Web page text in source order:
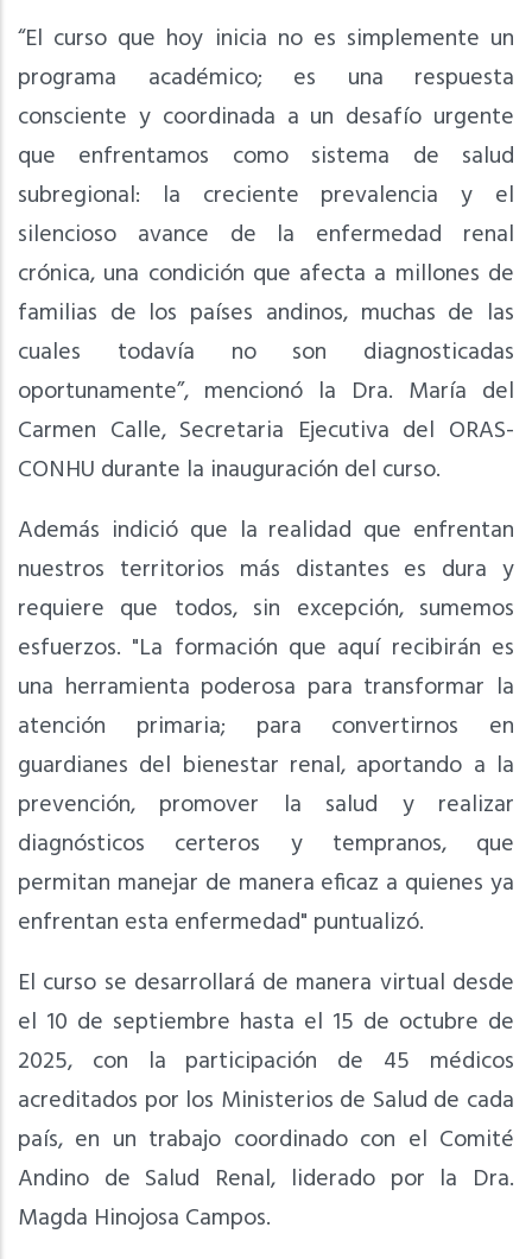
“El curso que hoy inicia no es simplemente un
programa académico; es una respuesta
consciente y coordinada a un desafío urgente
que enfrentamos como sistema de salud
subregional: la creciente prevalencia y el
silencioso avance de la enfermedad renal
crónica, una condición que afecta a millones de
familias de los países andinos, muchas de las
cuales todavía no son diagnosticadas
oportunamente”, mencionó la Dra. María del
Carmen Calle, Secretaria Ejecutiva del ORAS-
CONHU durante la inauguración del curso.
Además indició que la realidad que enfrentan
nuestros territorios más distantes es dura y
requiere que todos, sin excepción, sumemos
esfuerzos. "La formación que aquí recibirán es
una herramienta poderosa para transformar la
atención primaria; para convertirnos en
guardianes del bienestar renal, aportando a la
prevención, promover la salud y realizar
diagnósticos certeros y tempranos, que
permitan manejar de manera eficaz a quienes ya
enfrentan esta enfermedad" puntualizó.
El curso se desarrollará de manera virtual desde
el 10 de septiembre hasta el 15 de octubre de
2025, con la participación de 45 médicos
acreditados por los Ministerios de Salud de cada
país, en un trabajo coordinado con el Comité
Andino de Salud Renal, liderado por la Dra.
Magda Hinojosa Campos.